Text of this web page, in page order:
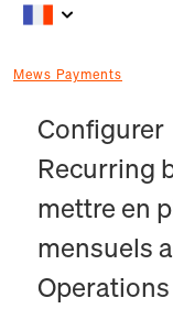
Mews Payments
Configurer
Recurring
mettre en
mensuels
Operations